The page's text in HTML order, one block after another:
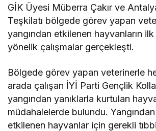
GİK Üyesi Müberra Çakır ve
Teşkilatı bölgede görev yapan
yangından etkilenen hayvanların
yönelik çalışmalar gerçekleşti.
Bölgede görev yapan veterinerle
arada çalışan İYİ Parti Gençlik
yangından yanıklarla kurtulan
müdahalelerde bulundu.
etkilenen hayvanlar için gerekli